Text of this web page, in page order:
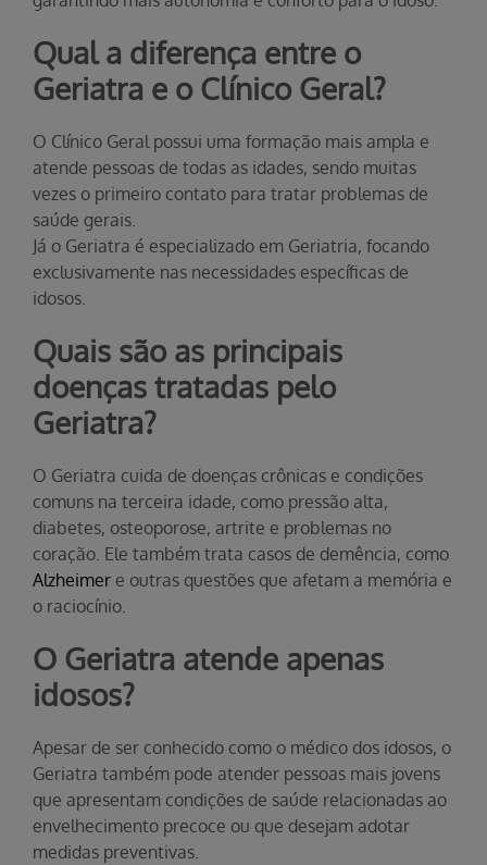
Qual a diferença entre o
Geriatra e o Clínico Geral?
O Clínico Geral possui uma formação mais ampla e
atende pessoas de todas as idades, sendo muitas
vezes o primeiro contato para tratar problemas de
saúde gerais.
Já o Geriatra é especializado em Geriatria, focando
exclusivamente nas necessidades específicas de
idosos.
Quais são as principais
doenças tratadas pelo
Geriatra?
O Geriatra cuida de doenças crônicas e condições
comuns na terceira idade, como pressão alta,
diabetes, osteoporose, artrite e problemas no
coração. Ele também trata casos de demência, como
Alzheimer e outras questões que afetam a memória e
o raciocínio.
O Geriatra atende apenas
idosos?
Apesar de ser conhecido como o médico dos idosos, o
Geriatra também pode atender pessoas mais jovens
que apresentam condições de saúde relacionadas ao
envelhecimento precoce ou que desejam adotar
medidas preventivas.